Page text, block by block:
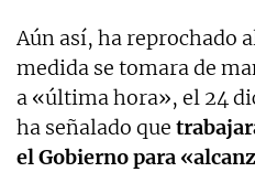
Aún así, ha reprochado
medida se tomara de
a «última hora», el 24
ha señalado que
el Gobierno para